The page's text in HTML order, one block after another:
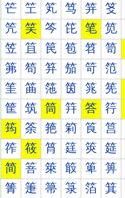
笀 笁 笂 笃 笄 笅
笐 笑 笒 笓 笔 笕
笠 笡 笢 笣 笤 笥
笰 笱 笲 笳 笴 笵
筀 筁 筂 筃 筄 筅
筐 筑 筒 筓 答 筕
筠 筡 筢 筣 筤 筥
筰 筱 筲 筳 筴 筵
简 箁 箂 箃 箄 箅
箐 箑 箒 箓 箔 箕